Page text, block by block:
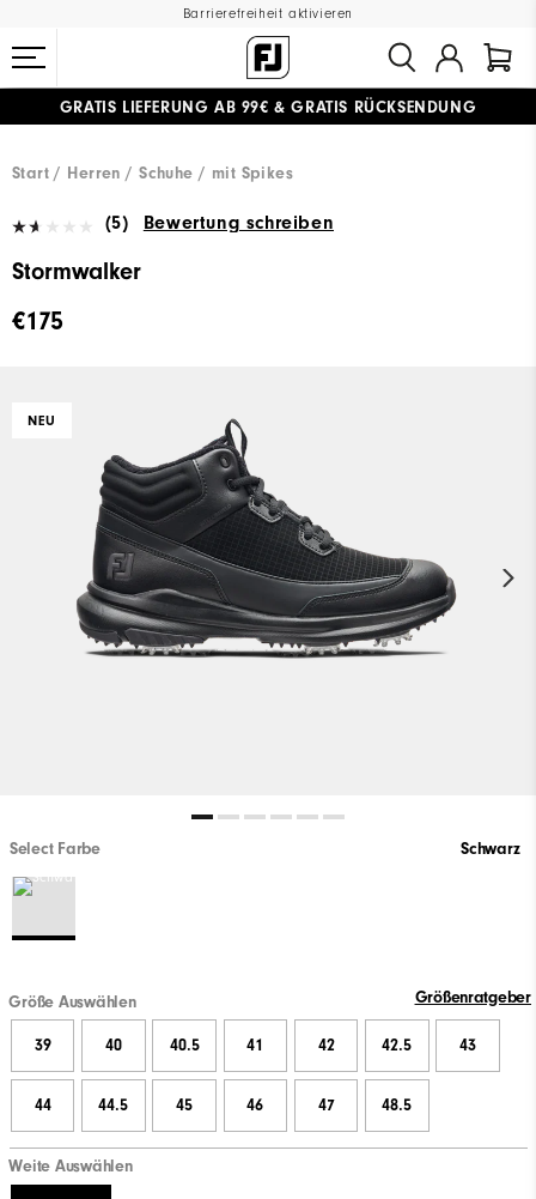
Barrierefreiheit aktivieren
GRATIS LIEFERUNG AB 99€ &GRATIS RÜCKSENDUNG
Start Herren Schuhe mit Spikes
(5) Bewertung schreiben
Stormwalker
€175
NEU
Select Farbe Schwarz
Größe Auswählen Größenratgeber
39 40 40.5 41 42 42.5 43
44 44.5 45 46 47 48.5
Weite Auswählen